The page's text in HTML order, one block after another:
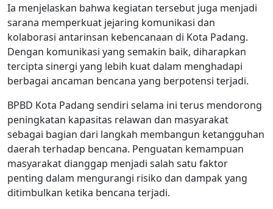
Ia menjelaskan bahwa kegiatan tersebut juga menjadi
sarana memperkuat jejaring komunikasi dan
kolaborasi antarinsan kebencanaan di Kota Padang.
Dengan komunikasi yang semakin baik, diharapkan
tercipta sinergi yang lebih kuat dalam menghadapi
berbagai ancaman bencana yang berpotensi terjadi.
BPBD Kota Padang sendiri selama ini terus mendorong
peningkatan kapasitas relawan dan masyarakat
sebagai bagian dari langkah membangun ketangguhan
daerah terhadap bencana. Penguatan kemampuan
masyarakat dianggap menjadi salah satu faktor
penting dalam mengurangi risiko dan dampak yang
ditimbulkan ketika bencana terjadi.